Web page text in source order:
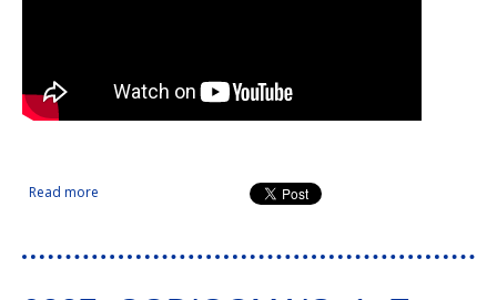
Read more about Transferencia y valorización de nanotecnologías a
PYMES innovadoras (early adopters) de la Eurorregión